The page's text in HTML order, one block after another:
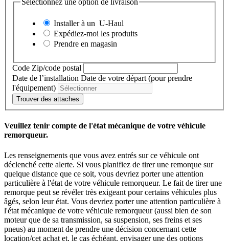
Sélectionnez une option de livraison
Installer à un U-Haul
Expédiez-moi les produits
Prendre en magasin
Code Zip/code postal
Date de l’installation Date de votre départ (pour prendre
l'équipement)
Trouver des attaches
Veuillez tenir compte de l'état mécanique de votre véhicule
remorqueur.
Les renseignements que vous avez entrés sur ce véhicule ont
déclenché cette alerte. Si vous planifiez de tirer une remorque sur
quelque distance que ce soit, vous devriez porter une attention
particulière à l'état de votre véhicule remorqueur. Le fait de tirer une
remorque peut se révéler très exigeant pour certains véhicules plus
âgés, selon leur état. Vous devriez porter une attention particulière à
l'état mécanique de votre véhicule remorqueur (aussi bien de son
moteur que de sa transmission, sa suspension, ses freins et ses
pneus) au moment de prendre une décision concernant cette
location/cet achat et, le cas échéant, envisager une des options